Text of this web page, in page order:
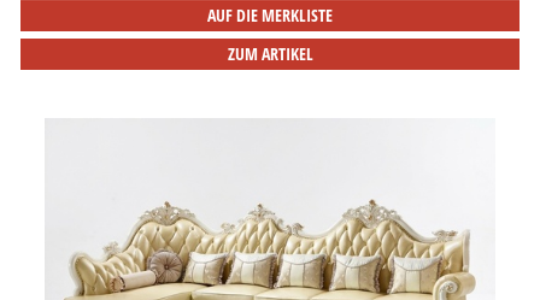
AUF DIE MERKLISTE
ZUM ARTIKEL